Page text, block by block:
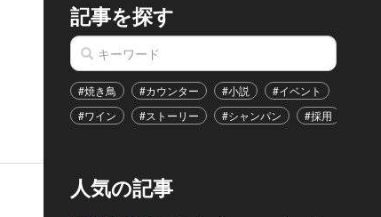
記事を探す
#焼き鳥 #カウンター #小説 #イベント
#ワイン
#ストーリー #シャンパン #採用
人気の記事